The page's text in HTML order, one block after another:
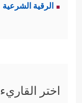
الرقية الشرعية
اختر القاريء